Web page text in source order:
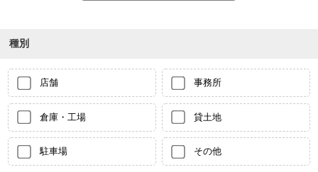
種別
店舗 事務所
倉庫・工場 貸土地
駐車場 その他